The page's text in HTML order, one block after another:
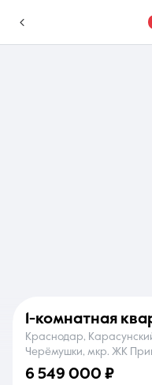
О компании
1-комнатная
Краснодар,
Черёмушки, мкр. ЖК
6 549 000 ₽